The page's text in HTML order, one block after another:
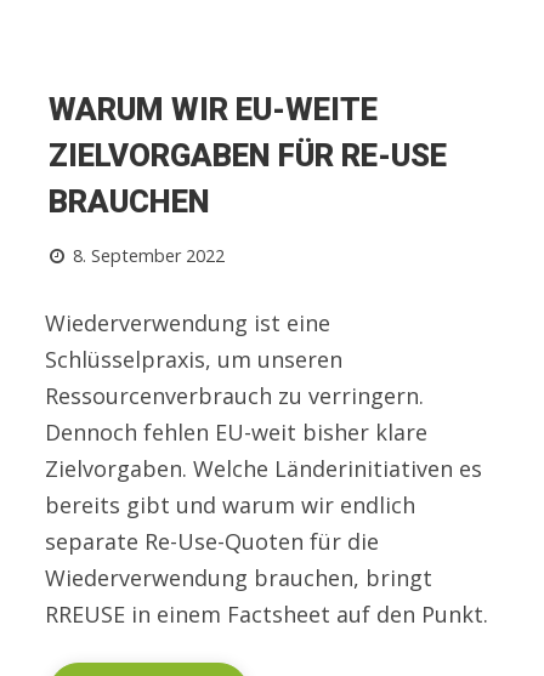
WARUM WIR EU-WEITE
ZIELVORGABEN FÜR RE-USE
BRAUCHEN
8. September 2022
Wiederverwendung ist eine
Schlüsselpraxis, um unseren
Ressourcenverbrauch zu verringern.
Dennoch fehlen EU-weit bisher klare
Zielvorgaben. Welche Länderinitiativen es
bereits gibt und warum wir endlich
separate Re-Use-Quoten für die
Wiederverwendung brauchen, bringt
RREUSE in einem Factsheet auf den Punkt.